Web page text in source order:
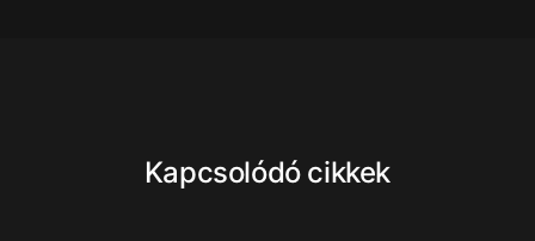
Kapcsolódó cikkek